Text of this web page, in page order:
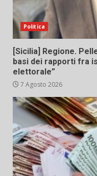
Politica
[Sicilia] Regione.
basi dei rapporti fra
elettorale”
7 Agosto 2026